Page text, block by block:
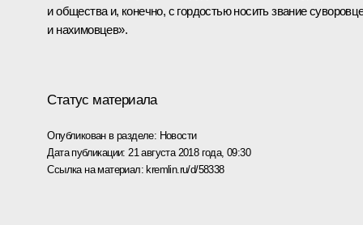
и общества и, конечно, с гордостью носить звание
и нахимовцев».
Статус материала
Опубликован в разделе: Новости
Дата публикации: 21 августа 2018 года, 09:30
Ссылка на материал: kremlin.ru/d/58338